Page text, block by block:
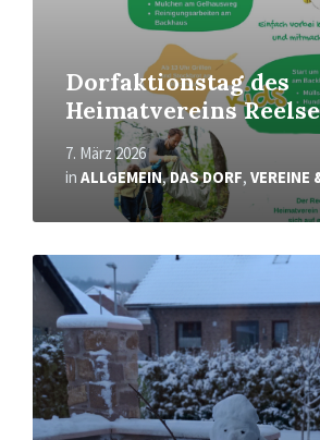
Dorfaktionstag des
Heimatvereins
7. März 2026
in ALLGEMEIN,DAS DORF, VEREINE
Read
More